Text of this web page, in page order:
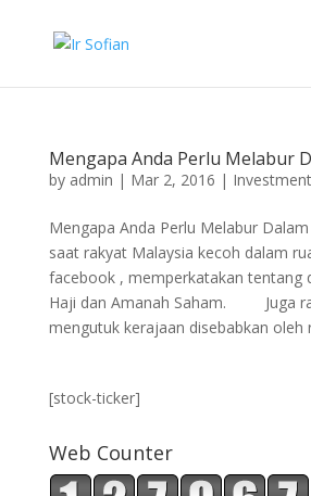
Mengapa Anda Perlu Melabur
by admin | Mar 2, 2016 | Investment
Mengapa Anda Perlu Melabur
saat rakyat Malaysia kecoh dalam
facebook , memperkatakan tentang
Haji dan Amanah Saham. Juga
mengutuk kerajaan disebabkan oleh
[stock-ticker]
Web Counter